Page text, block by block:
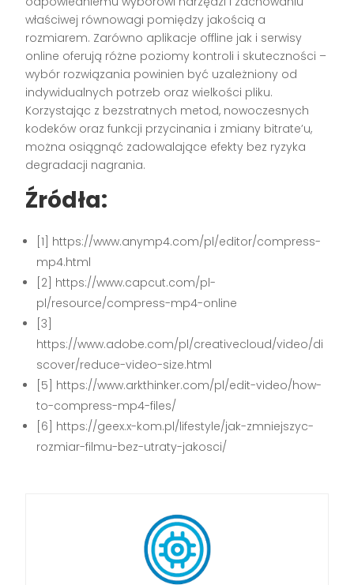
właściwej równowagi pomiędzy jakością a
rozmiarem. Zarówno aplikacje offline jak i serwisy
online oferują różne poziomy kontroli i skuteczności –
wybór rozwiązania powinien być uzależniony od
indywidualnych potrzeb oraz wielkości pliku.
Korzystając z bezstratnych metod, nowoczesnych
kodeków oraz funkcji przycinania i zmiany bitrate’u,
można osiągnąć zadowalające efekty bez ryzyka
degradacji nagrania.
Źródła:
[1] https://www.anymp4.com/pl/editor/compress-
mp4.html
[2] https://www.capcut.com/pl-
pl/resource/compress-mp4-online
[3]
https://www.adobe.com/pl/creativecloud/video/di
scover/reduce-video-size.html
[5] https://www.arkthinker.com/pl/edit-video/how-
to-compress-mp4-files/
[6] https://geex.x-kom.pl/lifestyle/jak-zmniejszyc-
rozmiar-filmu-bez-utraty-jakosci/